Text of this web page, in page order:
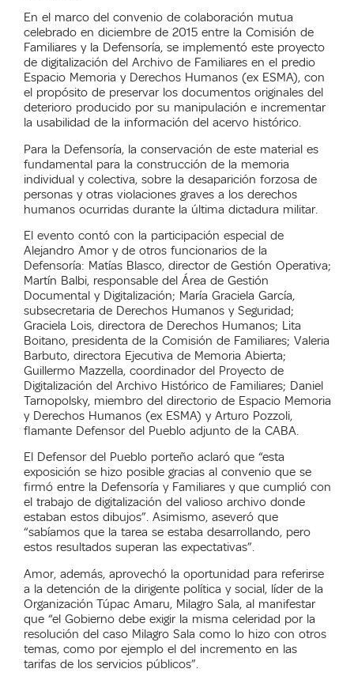
En el marco del convenio de colaboración mutua
celebrado en diciembre de 2015 entre la Comisión de
Familiares y la Defensoría, se implementó este proyecto
de digitalización del Archivo de Familiares en el predio
Espacio Memoria y Derechos Humanos (ex ESMA), con
el propósito de preservar los documentos originales del
deterioro producido por su manipulación e incrementar
la usabilidad de la información del acervo histórico.
Para la Defensoría, la conservación de este material es
fundamental para la construcción de la memoria
individual y colectiva, sobre la desaparición forzosa de
personas y otras violaciones graves a los derechos
humanos ocurridas durante la última dictadura militar.
El evento contó con la participación especial de
Alejandro Amor y de otros funcionarios de la
Defensoría: Matías Blasco, director de Gestión Operativa;
Martín Balbi, responsable del Área de Gestión
Documental y Digitalización; María Graciela García,
subsecretaria de Derechos Humanos y Seguridad;
Graciela Lois, directora de Derechos Humanos; Lita
Boitano, presidenta de la Comisión de Familiares; Valeria
Barbuto, directora Ejecutiva de Memoria Abierta;
Guillermo Mazzella, coordinador del Proyecto de
Digitalización del Archivo Histórico de Familiares; Daniel
Tarnopolsky, miembro del directorio de Espacio Memoria
y Derechos Humanos (ex ESMA) y Arturo Pozzoli,
flamante Defensor del Pueblo adjunto de la CABA.
El Defensor del Pueblo porteño aclaró que “esta
exposición se hizo posible gracias al convenio que se
firmó entre la Defensoría y Familiares y que cumplió con
el trabajo de digitalización del valioso archivo donde
estaban estos dibujos”. Asimismo, aseveró que
“sabíamos que la tarea se estaba desarrollando, pero
estos resultados superan las expectativas”.
Amor, además, aprovechó la oportunidad para referirse
a la detención de la dirigente política y social, líder de la
Organización Túpac Amaru, Milagro Sala, al manifestar
que “el Gobierno debe exigir la misma celeridad por la
resolución del caso Milagro Sala como lo hizo con otros
temas, como por ejemplo el del incremento en las
tarifas de los servicios públicos”.